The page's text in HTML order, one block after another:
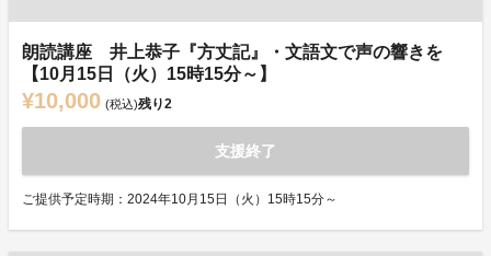
朗読講座 井上恭子『方丈記』・文語文で声の響きを
【10月15日（火）15時15分～】
¥10,000 (税込)残り2
支援終了
ご提供予定時期：2024年10月15日（火）15時15分～